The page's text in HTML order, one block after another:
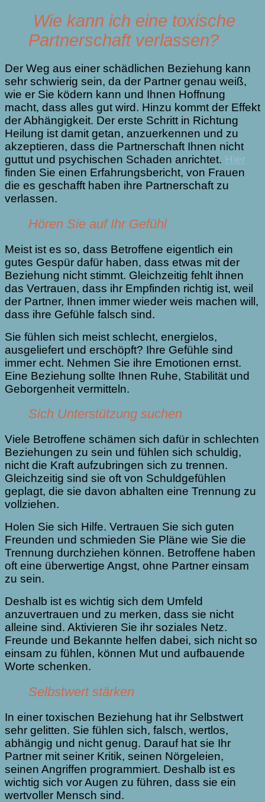
Wie kann ich eine toxische
Partnerschaft verlassen?
Der Weg aus einer schädlichen Beziehung kann
sehr schwierig sein, da der Partner genau weiß,
wie er Sie ködern kann und Ihnen Hoffnung
macht, dass alles gut wird. Hinzu kommt der Effekt
der Abhängigkeit. Der erste Schritt in Richtung
Heilung ist damit getan, anzuerkennen und zu
akzeptieren, dass die Partnerschaft Ihnen nicht
guttut und psychischen Schaden anrichtet.
finden Sie einen Erfahrungsbericht, von Frauen
die es geschafft haben ihre Partnerschaft zu
verlassen.
Hören Sie auf Ihr Gefühl
Meist ist es so, dass Betroffene eigentlich ein
gutes Gespür dafür haben, dass etwas mit der
Beziehung nicht stimmt. Gleichzeitig fehlt ihnen
das Vertrauen, dass ihr Empfinden richtig ist, weil
der Partner, Ihnen immer wieder weis machen will,
dass ihre Gefühle falsch sind.
Sie fühlen sich meist schlecht, energielos,
ausgeliefert und erschöpft? Ihre Gefühle sind
immer echt. Nehmen Sie ihre Emotionen ernst.
Eine Beziehung sollte Ihnen Ruhe, Stabilität und
Geborgenheit vermitteln.
Sich Unterstützung suchen
Viele Betroffene schämen sich dafür in schlechten
Beziehungen zu sein und fühlen sich schuldig,
nicht die Kraft aufzubringen sich zu trennen.
Gleichzeitig sind sie oft von Schuldgefühlen
geplagt, die sie davon abhalten eine Trennung zu
vollziehen.
Holen Sie sich Hilfe. Vertrauen Sie sich guten
Freunden und schmieden Sie Pläne wie Sie die
Trennung durchziehen können. Betroffene haben
oft eine überwertige Angst, ohne Partner einsam
zu sein.
Deshalb ist es wichtig sich dem Umfeld
anzuvertrauen und zu merken, dass sie nicht
alleine sind. Aktivieren Sie ihr soziales Netz.
Freunde und Bekannte helfen dabei, sich nicht so
einsam zu fühlen, können Mut und aufbauende
Worte schenken.
Selbstwert stärken
In einer toxischen Beziehung hat ihr Selbstwert
sehr gelitten. Sie fühlen sich, falsch, wertlos,
abhängig und nicht genug. Darauf hat sie Ihr
Partner mit seiner Kritik, seinen Nörgeleien,
seinen Angriffen programmiert. Deshalb ist es
wichtig sich vor Augen zu führen, dass sie ein
wertvoller Mensch sind.